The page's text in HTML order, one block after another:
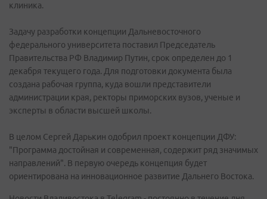
клиника.
Задачу разработки концепции Дальневосточного
федерального университета поставил Председатель
Правительства РФ Владимир Путин, срок определен до 1
декабря текущего года. Для подготовки документа была
создана рабочая группа, куда вошли представители
администрации края, ректоры приморских вузов, ученые и
эксперты в области высшей школы.
В целом Сергей Дарькин одобрил проект концепции ДФУ:
"Программа достойная и современная, содержит ряд значимых
направлений". В первую очередь концепция будет
ориентирована на инновационное развитие Дальнего Востока.